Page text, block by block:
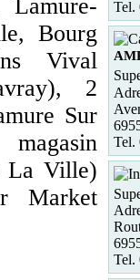
Lamure-
Bourg
Vival
2
Sur
La Ville)
Market
Tel.
Tel.
Tel.